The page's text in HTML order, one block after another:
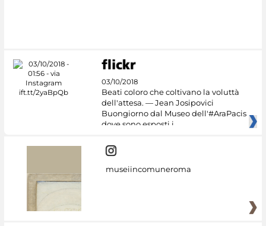
03/10/2018
Beati coloro che coltivano la voluttà
dell'attesa. — Jean Josipovici
Buongiorno dal Museo dell'#AraPacis
dove sono esposti i
museiincomuneroma